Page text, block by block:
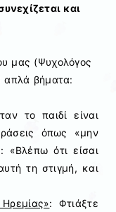
και
μας (Ψυχολόγος
απλά βήματα:
το παιδί είναι
όπως «μην
«Βλέπω ότι είσαι
τη στιγμή, και
: Φτιάξτε